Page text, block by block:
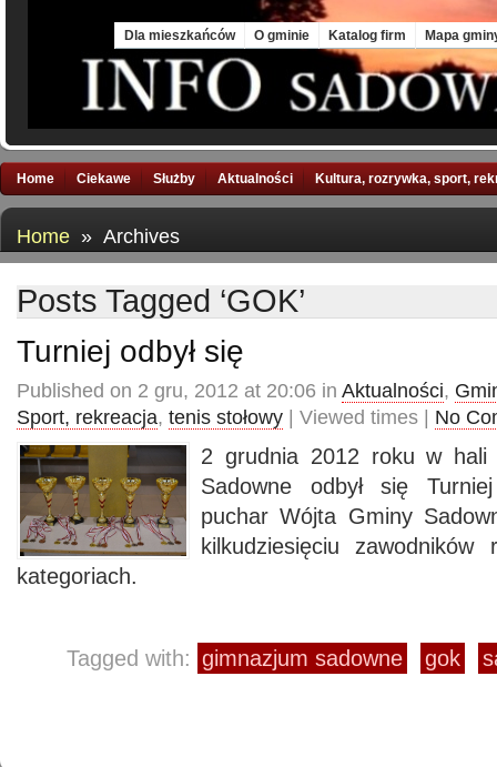
Dla mieszkańców O gminie Katalog firm Mapa
Home Ciekawe Służby Aktualności Kultura, rozrywka, sport,
Home » Archives
Posts Tagged ‘GOK’
Turniej odbył się
Published on 2 gru, 2012 at 20:06 in Aktualności,
Sport, rekreacja, tenis stołowy | Viewed times | No
2 grudnia 2012 roku w hali
Sadowne odbył się
puchar Wójta Gminy
kilkudziesięciu zawodników
kategoriach.
Tagged with: gimnazjum sadowne gok